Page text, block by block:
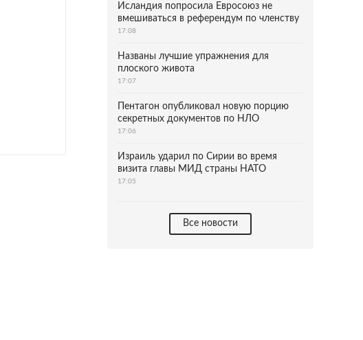
Исландия попросила Евросоюз не
вмешиваться в референдум по членству
17:08
Названы лучшие упражнения для
плоского живота
17:07
Пентагон опубликовал новую порцию
секретных документов по НЛО
17:06
Израиль ударил по Сирии во время
визита главы МИД страны НАТО
17:05
Все новости